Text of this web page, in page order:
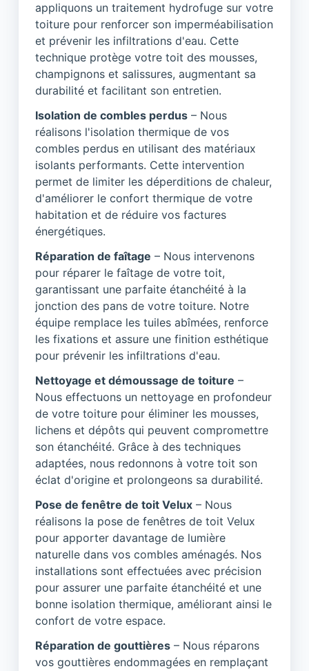
appliquons un traitement hydrofuge sur votre
toiture pour renforcer son imperméabilisation
et prévenir les infiltrations d'eau. Cette
technique protège votre toit des mousses,
champignons et salissures, augmentant sa
durabilité et facilitant son entretien.
Isolation de combles perdus – Nous
réalisons l'isolation thermique de vos
combles perdus en utilisant des matériaux
isolants performants. Cette intervention
permet de limiter les déperditions de chaleur,
d'améliorer le confort thermique de votre
habitation et de réduire vos factures
énergétiques.
Réparation de faîtage – Nous intervenons
pour réparer le faîtage de votre toit,
garantissant une parfaite étanchéité à la
jonction des pans de votre toiture. Notre
équipe remplace les tuiles abîmées, renforce
les fixations et assure une finition esthétique
pour prévenir les infiltrations d'eau.
Nettoyage et démoussage de toiture –
Nous effectuons un nettoyage en profondeur
de votre toiture pour éliminer les mousses,
lichens et dépôts qui peuvent compromettre
son étanchéité. Grâce à des techniques
adaptées, nous redonnons à votre toit son
éclat d'origine et prolongeons sa durabilité.
Pose de fenêtre de toit Velux – Nous
réalisons la pose de fenêtres de toit Velux
pour apporter davantage de lumière
naturelle dans vos combles aménagés. Nos
installations sont effectuées avec précision
pour assurer une parfaite étanchéité et une
bonne isolation thermique, améliorant ainsi le
confort de votre espace.
Réparation de gouttières – Nous réparons
vos gouttières endommagées en remplaçant